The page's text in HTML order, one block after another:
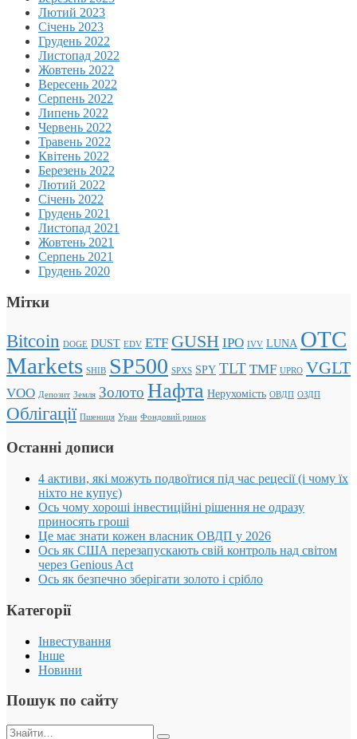
Лютий 2023
Січень 2023
Грудень 2022
Листопад 2022
Жовтень 2022
Вересень 2022
Серпень 2022
Липень 2022
Червень 2022
Травень 2022
Квітень 2022
Березень 2022
Лютий 2022
Січень 2022
Грудень 2021
Листопад 2021
Жовтень 2021
Серпень 2021
Грудень 2020
Мітки
Bitcoin DOGE DUST EDV ETF GUSH IPO IVV LUNA OTC
Markets SHIB SP500 SPXS SPY TLT TMF UPRO VGLT
VOO Депозит Земля Золото Нафта Нерухомість ОВДП ОЗДП
Облігації Пшениця Уран Фондовий ринок
Останні дописи
4 активи, які можуть подвоїтися під час рецесії (і чому їх
ніхто не купує)
Ось чому хороші інвестиційні рішення не одразу
приносять гроші
Це має знати кожен власник ОВДП у 2026
Ось як США перезапускають свій контроль над світом
через Genious Act
Ось як безпечно зберігати золото і срібло
Категорії
Інвестування
Інше
Новини
Пошук по сайту
Пошук: